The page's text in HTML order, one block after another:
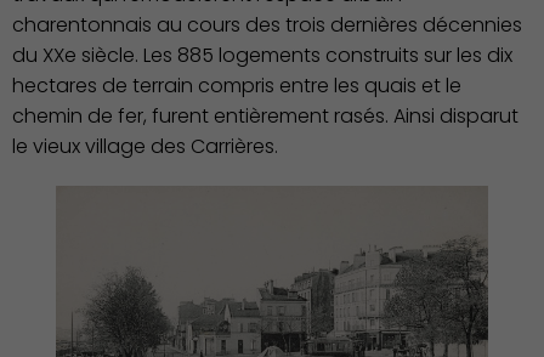
charentonnais au cours des trois dernières décennies
du XXe siècle. Les 885 logements construits sur les dix
hectares de terrain compris entre les quais et le
chemin de fer, furent entièrement rasés. Ainsi disparut
le vieux village des Carrières.